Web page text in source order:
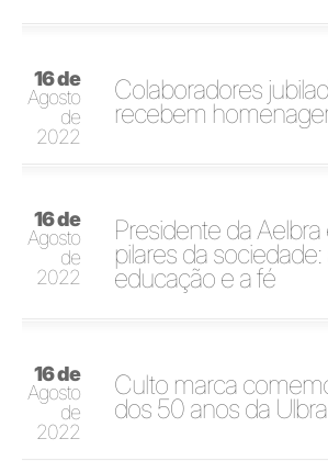
16 de
Agosto
de
2022
Colaboradores
recebem
16 de
Agosto
de
2022
Presidente da
pilares da sociedade:
educação e a fé
16 de
Agosto
de
2022
Culto marca
dos 50 anos da Ulbra